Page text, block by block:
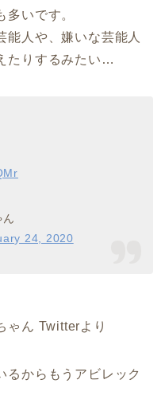
いです。
能人や、嫌いな芸能人
たりするみたい…
24, 2020
ん Twitterより
るからもうアビレック